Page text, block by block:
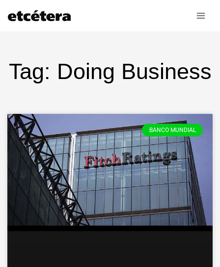
Tag: Doing Business
BANCO MUNDIAL